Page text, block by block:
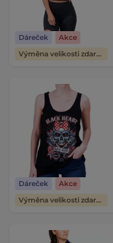
Dáreček
Akce
Výměna velikosti zdarma
Dáreček
Akce
Výměna velikosti zdarma